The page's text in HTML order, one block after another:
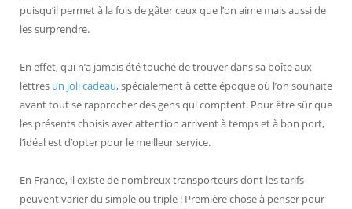
puisqu’il permet à la fois de gâter ceux que l’on aime mais aussi de
les surprendre.
En effet, qui n’a jamais été touché de trouver dans sa boîte aux
lettres un joli cadeau, spécialement à cette époque où l’on souhaite
avant tout se rapprocher des gens qui comptent. Pour être sûr que
les présents choisis avec attention arrivent à temps et à bon port,
l’idéal est d’opter pour le meilleur service.
En France, il existe de nombreux transporteurs dont les tarifs
peuvent varier du simple ou triple ! Première chose à penser pour